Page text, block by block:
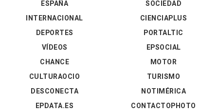
ESPAÑA
INTERNACIONAL
DEPORTES
VÍDEOS
SOCIEDAD
CIENCIAPLUS
PORTALTIC
EPSOCIAL
CHANCE
CULTURAOCIO
DESCONECTA
EPDATA.ES
MOTOR
TURISMO
NOTIMÉRICA
CONTACTOPHOTO